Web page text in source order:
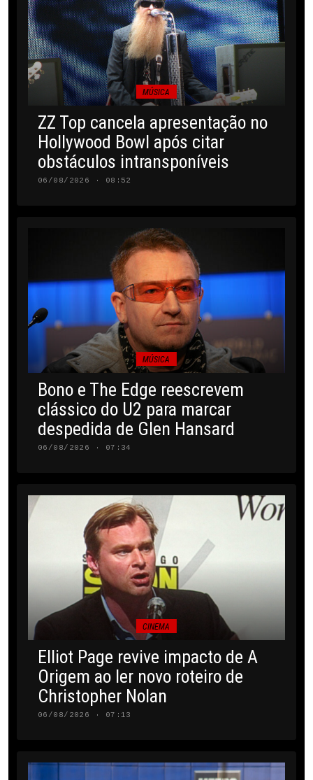
MÚSICA
ZZ Top cancela apresentação no
Hollywood Bowl após citar
obstáculos intransponíveis
06/08/2026 · 08:52
MÚSICA
Bono e The Edge reescrevem
clássico do U2 para marcar
despedida de Glen Hansard
06/08/2026 · 07:34
CINEMA
Elliot Page revive impacto de A
Origem ao ler novo roteiro de
Christopher Nolan
06/08/2026 · 07:13